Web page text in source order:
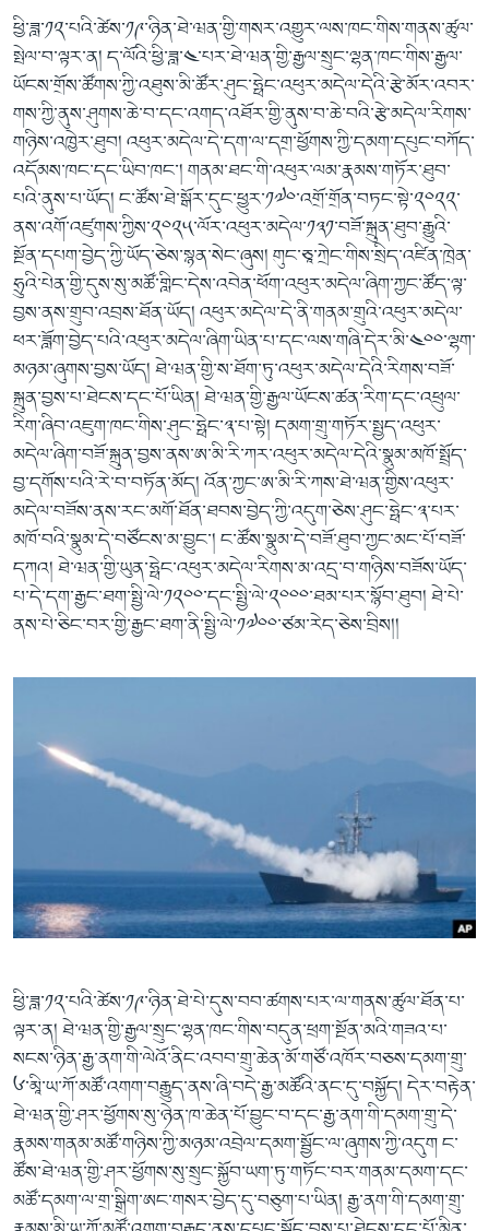
ཕྱི་ཟླ་༡༢་པའི་ཚེས་༡༩་ཉིན་ཐེ་ཝན་གྱི་གསར་འགྱུར་ལས་ཁང་གིས་གནས་ཚུལ་
སྤེལ་བ་ལྟར་ན། ད་ལོའི་ཕྱི་ཟླ་༤་པར་ཐེ་ཝན་གྱི་རྒྱལ་སྲུང་ལྷན་ཁང་གིས་རྒྱལ་
ཡོངས་གྲོས་ཚོགས་ཀྱི་འཐུས་མི་ཚོར་ཤུང་ཧྥེང་འཕུར་མདེལ་དེའི་རྩེ་མོར་འབར་
གས་ཀྱི་ནུས་ཤུགས་ཆེ་བ་དང་འགད་འཐོར་གྱི་ནུས་བ་ཆེ་བའི་རྩེ་མདེལ་རིགས་
གཉིས་འཁྱེར་ཐུབ། འཕུར་མདེལ་དེ་དག་ལ་དགྲ་ཕྱོགས་ཀྱི་དམག་དཔུང་བཀོད་
འདོམས་ཁང་དང་ཡིབ་ཁང་། གནམ་ཐང་གི་འཕུར་ལམ་རྣམས་གཏོར་ཐུབ་
པའི་ནུས་པ་ཡོད། ང་ཚོས་ཐེ་སྒོར་དུང་ཕྱུར་༡༧༠་འགྲོ་གྲོན་བཏང་སྟེ་༢༠༢༢་
ནས་འགོ་འཛུགས་ཀྱིས་༢༠༢༥་ལོར་འཕུར་མདེལ་༡༣༡་བཟོ་སྐྲུན་ཐུབ་རྒྱུའི་
སྔོན་དཔག་བྱེད་ཀྱི་ཡོད་ཅེས་སྙན་སེང་ཞུས། གུང་ཅཱ་ཀྲེང་གིས་སྲིད་འཛིན་ཁྲེན་
ཧྲུའི་པེན་གྱི་དུས་སུ་མཚོ་གླིང་དེས་འབེན་ཕོག་འཕུར་མདེལ་ཞིག་ཀྱང་ཚོད་ལྟ་
བྱས་ནས་གྲུབ་འབྲས་ཐོན་ཡོད། འཕུར་མདེལ་དེ་ནི་གནམ་གྲུའི་འཕུར་མདེལ་
ཕར་ཟློག་བྱེད་པའི་འཕུར་མདེལ་ཞིག་ཡིན་པ་དང་ལས་གཞི་དེར་མི་༤༠༠་ལྷག་
མཉམ་ཞུགས་བྱས་ཡོད། ཐེ་ཝན་གྱི་ས་ཐོག་ཏུ་འཕུར་མདེལ་དེའི་རིགས་བཟོ་
སྐྲུན་བྱས་པ་ཐེངས་དང་པོ་ཡིན། ཐེ་ཝན་གྱི་རྒྱལ་ཡོངས་ཚན་རིག་དང་འཕྲུལ་
རིག་ཞིབ་འཇུག་ཁང་གིས་ཤུང་ཧྥེང་༣་པ་སྟེ། དམག་གྲུ་གཏོར་སྤྱད་འཕུར་
མདེལ་ཞིག་བཟོ་སྐྲུན་བྱས་ནས་ཨ་མི་རི་ཀར་འཕུར་མདེལ་དེའི་སྣུམ་མཁོ་སྤྲོད་
བྱ་དགོས་པའི་རེ་བ་བཏོན་མོད། འོན་ཀྱང་ཨ་མི་རི་ཀས་ཐེ་ཝན་གྱིས་འཕུར་
མདེལ་བཟོས་ནས་རང་མགོ་ཐོན་ཐབས་བྱེད་ཀྱི་འདུག་ཅེས་ཤུང་ཧྥེང་༣་པར་
མཁོ་བའི་སྣུམ་དེ་བཙོངས་མ་བྱུང་། ང་ཚོས་སྣུམ་དེ་བཟོ་ཐུབ་ཀྱང་མང་པོ་བཟོ་
དཀའ། ཐེ་ཝན་གྱི་ཡུན་ཧྥེང་འཕུར་མདེལ་རིགས་མ་འདྲ་བ་གཉིས་བཟོས་ཡོད་
པ་དེ་དག་རྒྱང་ཐག་སྤྱི་ལེ་༡༢༠༠་དང་སྤྱི་ལེ་༢༠༠༠་ཐམ་པར་སྙོབ་ཐུབ། ཐེ་པེ་
ནས་པེ་ཅིང་བར་གྱི་རྒྱང་ཐག་ནི་སྤྱི་ལེ་༡༧༠༠་ཙམ་རེད་ཅེས་བྲིས།།
ཕྱི་ཟླ་༡༢་པའི་ཚེས་༡༩་ཉིན་ཐེ་པེ་དུས་བབ་ཚགས་པར་ལ་གནས་ཚུལ་ཐོན་པ་
ལྟར་ན། ཐེ་ཝན་གྱི་རྒྱལ་སྲུང་ལྷན་ཁང་གིས་བདུན་ཕྲག་སྔོན་མའི་གཟའ་པ་
སངས་ཉིན་རྒྱ་ནག་གི་ལེའོ་ནིང་འབབ་གྲུ་ཆེན་མོ་གཙོ་འཁོར་བཅས་དམག་གྲུ་
༦་མཱི་ཡ་ཀོ་མཚོ་འགག་བརྒྱུད་ནས་ཞི་བདེ་རྒྱ་མཚོའི་ནང་དུ་བསྐྱོད། དེར་བརྟེན་
ཐེ་ཝན་གྱི་ཤར་ཕྱོགས་སུ་ཉེན་ཁ་ཆེན་པོ་བྱུང་བ་དང་རྒྱ་ནག་གི་དམག་གྲུ་དེ་
རྣམས་གནམ་མཚོ་གཉིས་ཀྱི་མཉམ་འབྲེལ་དམག་སྦྱོང་ལ་ཞུགས་ཀྱི་འདུག ང་
ཚོས་ཐེ་ཝན་གྱི་ཤར་ཕྱོགས་སུ་སྲུང་སྐྱོབ་ཡག་ཏུ་གཏོང་བར་གནམ་དམག་དང་
མཚོ་དམག་ལ་གྲ་སྒྲིག་ཨང་གསར་བྱེད་དུ་བཅུག་པ་ཡིན། རྒྱ་ནག་གི་དམག་གྲུ་